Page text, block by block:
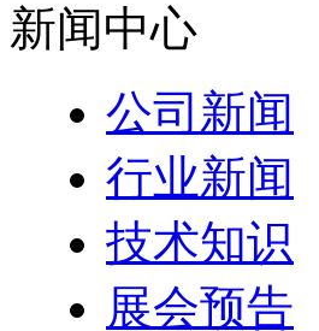
新闻中心
公司新闻
行业新闻
技术知识
展会预告